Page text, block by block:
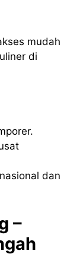
mudah
di
dan
–